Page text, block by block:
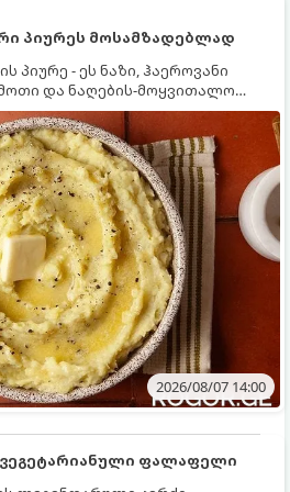
პიურეს მოსამზადებლად
- ეს ნაზი, ჰაეროვანი
და ნაღების-მოყვითალო
ძალიან მარტივია, მაგრამ
რომლებიც უნდა
გემრიელი გამოვიდეს.
2026/08/07 14:00
ფალაფელი